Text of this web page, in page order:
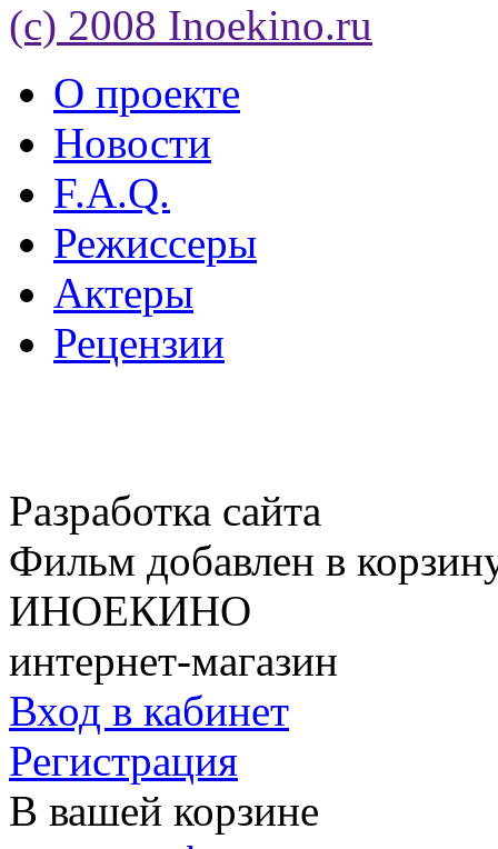
(c) 2008 Inoekino.ru
О проекте
Новости
F.A.Q.
Режиссеры
Актеры
Рецензии
Разработка сайта
Фильм добавлен в
ИНОЕКИНО
интернет-магазин
Вход в кабинет
Регистрация
В вашей корзине